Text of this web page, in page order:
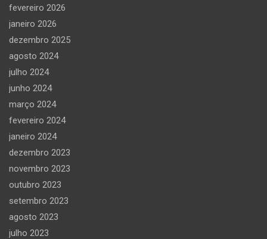
fevereiro 2026
janeiro 2026
dezembro 2025
agosto 2024
julho 2024
junho 2024
março 2024
fevereiro 2024
janeiro 2024
dezembro 2023
novembro 2023
outubro 2023
setembro 2023
agosto 2023
julho 2023